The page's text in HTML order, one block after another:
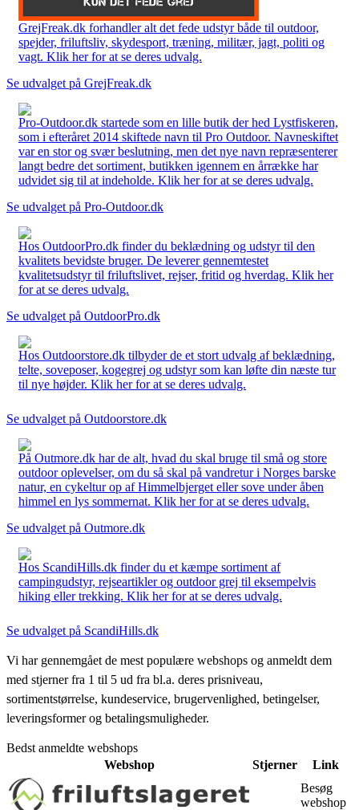
GrejFreak.dk forhandler alt det fede udstyr både til outdoor,
spejder, friluftsliv, skydesport, træning, militær, jagt, politi og
vagt. Klik her for at se deres udvalg.
Se udvalget på GrejFreak.dk
Pro-Outdoor.dk startede som en lille butik der hed Lystfiskeren,
som i efteråret 2014 skiftede navn til Pro Outdoor. Navneskiftet
var en stor og svær beslutning, men det nye navn repræsenterer
langt bedre det sortiment, butikken igennem en årrække har
udvidet sig til at indeholde. Klik her for at se deres udvalg.
Se udvalget på Pro-Outdoor.dk
Hos OutdoorPro.dk finder du beklædning og udstyr til den
kvalitets bevidste bruger. De leverer gennemtestet
kvalitetsudstyr til friluftslivet, rejser, fritid og hverdag. Klik her
for at se deres udvalg.
Se udvalget på OutdoorPro.dk
Hos Outdoorstore.dk tilbyder de et stort udvalg af beklædning,
telte, soveposer, kogegrej og udstyr som kan løfte din næste tur
til nye højder. Klik her for at se deres udvalg.
Se udvalget på Outdoorstore.dk
På Outmore.dk har de alt, hvad du skal bruge til små og store
outdoor oplevelser, om du så skal på vandretur i Norges barske
natur, en cykeltur op af Himmelbjerget eller sove under åben
himmel en lys sommernat. Klik her for at se deres udvalg.
Se udvalget på Outmore.dk
Hos ScandiHills.dk finder du et kæmpe sortiment af
campingudstyr, rejseartikler og outdoor grej til eksempelvis
hiking eller trekking. Klik her for at se deres udvalg.
Se udvalget på ScandiHills.dk
Vi har gennemgået de mest populære webshops og anmeldt dem
med stjerner fra 1 til 5 ud fra bl.a. deres prisniveau,
sortimentstørrelse, kundeservice, brugervenlighed, betingelser,
leveringsformer og betalingsmuligheder.
Bedst anmeldte webshops
Webshop
Stjerner
Link
Besøg
webshop